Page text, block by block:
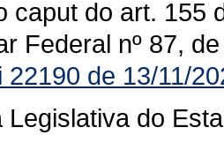
caput do art. 155
Federal nº 87,
22190 de 13/11/
Legislativa do